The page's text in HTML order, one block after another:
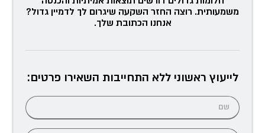
משמעותית. רוצה החזר השקעה שיגרום לך לדמיין גדול?
אנחנו הכתובת שלך.
לייעוץ ראשוני ללא התחייבות השאירו פרטים: